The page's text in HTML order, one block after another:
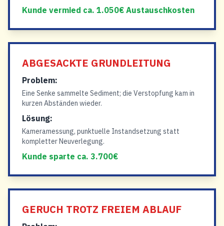
Kunde vermied ca. 1.050€ Austauschkosten
ABGESACKTE GRUNDLEITUNG
Problem:
Eine Senke sammelte Sediment; die Verstopfung kam in
kurzen Abständen wieder.
Lösung:
Kameramessung, punktuelle Instandsetzung statt
kompletter Neuverlegung.
Kunde sparte ca. 3.700€
GERUCH TROTZ FREIEM ABLAUF